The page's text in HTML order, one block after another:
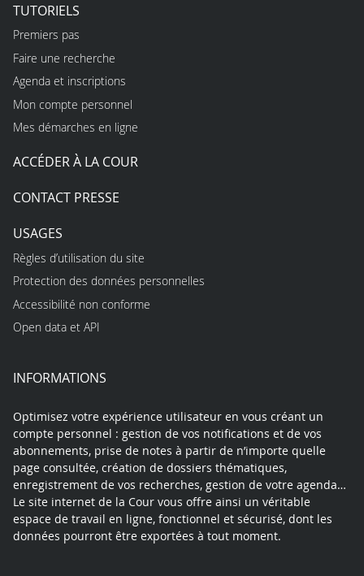
TUTORIELS
Premiers pas
Faire une recherche
Agenda et inscriptions
Mon compte personnel
Mes démarches en ligne
ACCÉDER À LA COUR
CONTACT PRESSE
USAGES
Règles d’utilisation du site
Protection des données personnelles
Accessibilité non conforme
Open data et API
INFORMATIONS
Optimisez votre expérience utilisateur en vous créant un
compte personnel : gestion de vos notifications et de vos
abonnements, prise de notes à partir de n’importe quelle
page consultée, création de dossiers thématiques,
enregistrement de vos recherches, gestion de votre agenda…
Le site internet de la Cour vous offre ainsi un véritable
espace de travail en ligne, fonctionnel et sécurisé, dont les
données pourront être exportées à tout moment.